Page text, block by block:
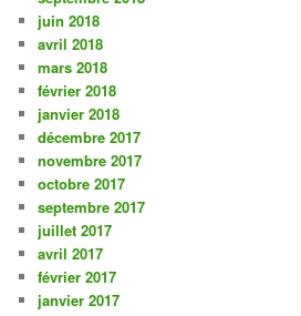
juin 2018
avril 2018
mars 2018
février 2018
janvier 2018
décembre 2017
novembre 2017
octobre 2017
septembre 2017
juillet 2017
avril 2017
février 2017
janvier 2017